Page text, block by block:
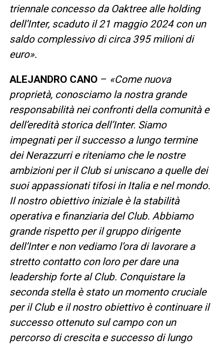
triennale concesso da Oaktree alle holding
dell’Inter, scaduto il 21 maggio 2024 con un
saldo complessivo di circa 395 milioni di
euro».
ALEJANDRO CANO – «Come nuova
proprietà, conosciamo la nostra grande
responsabilità nei confronti della comunità e
dell’eredità storica dell’Inter. Siamo
impegnati per il successo a lungo termine
dei Nerazzurri e riteniamo che le nostre
ambizioni per il Club si uniscano a quelle dei
suoi appassionati tifosi in Italia e nel mondo.
Il nostro obiettivo iniziale è la stabilità
operativa e finanziaria del Club. Abbiamo
grande rispetto per il gruppo dirigente
dell’Inter e non vediamo l’ora di lavorare a
stretto contatto con loro per dare una
leadership forte al Club. Conquistare la
seconda stella è stato un momento cruciale
per il Club e il nostro obiettivo è continuare il
successo ottenuto sul campo con un
percorso di crescita e successo di lungo